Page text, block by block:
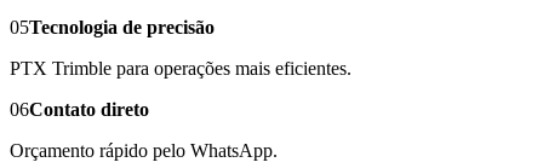
05Tecnologia de precisão
PTX Trimble para operações mais eficientes.
06Contato direto
Orçamento rápido pelo WhatsApp.